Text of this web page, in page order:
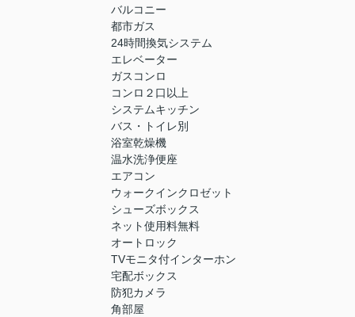
バルコニー
都市ガス
24時間換気システム
エレベーター
ガスコンロ
コンロ２口以上
システムキッチン
バス・トイレ別
浴室乾燥機
温水洗浄便座
エアコン
ウォークインクロゼット
シューズボックス
ネット使用料無料
オートロック
TVモニタ付インターホン
宅配ボックス
防犯カメラ
角部屋